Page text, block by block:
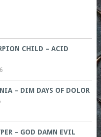
CHILD – ACID
– DIM DAYS OF DOLOR
– GOD DAMN EVIL